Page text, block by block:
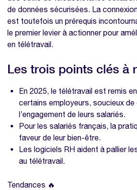
de données sécurisées. La
est toutefois un prérequis
le premier levier à actionner pour
en télétravail.
Les trois points clés à
En 2025, le télétravail est remis
certains employeurs, soucieux
l’engagement de leurs salariés.
Pour les salariés français, la
faveur de leur bien-être.
Les logiciels RH aident à pallier
au télétravail.
Tendances 🔥